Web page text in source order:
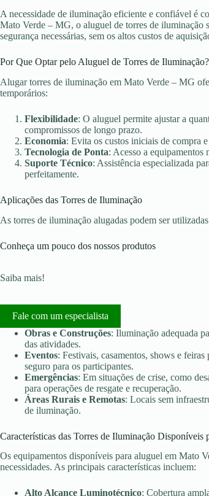
A necessidade de iluminação eficiente e confiável é
Mato Verde – MG, o aluguel de torres de iluminação
segurança necessárias, sem os altos custos de
Por Que Optar pelo Aluguel de Torres de Iluminação?
Alugar torres de iluminação em Mato Verde – MG
temporários:
Flexibilidade: O aluguel permite ajustar a
compromissos de longo prazo.
Economia: Evita os custos iniciais de compra
Tecnologia de Ponta: Acesso a equipamentos
Suporte Técnico: Assistência especializada
perfeitamente.
Aplicações das Torres de Iluminação
As torres de iluminação alugadas podem ser
Conheça um pouco dos nossos produtos
Saiba mais!
Fale com um especialista
Obras e Construções: Iluminação adequada
das atividades.
Eventos: Festivais, casamentos, shows e
seguro para os participantes.
Emergências: Em situações de crise, como
para operações de resgate e recuperação.
Áreas Rurais e Remotas: Locais sem
de iluminação.
Características das Torres de Iluminação Disponíveis
Os equipamentos disponíveis para aluguel em Mato
necessidades. As principais características incluem:
Alto Alcance Luminotécnico: Cobertura